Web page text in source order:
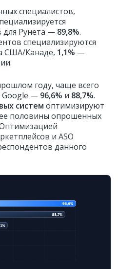
специалистов,
для Рунета — 89,8%.
специализируются
США/Канаде, 1,1% —
году, чаще всего
Google — 96,6% и 88,7%.
систем оптимизируют
половины опрошенных
и ASO
данного